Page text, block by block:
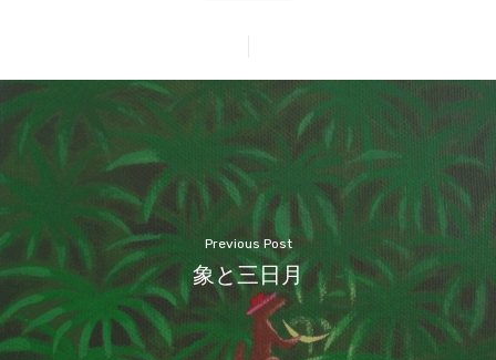
Previous Post
象と三日月